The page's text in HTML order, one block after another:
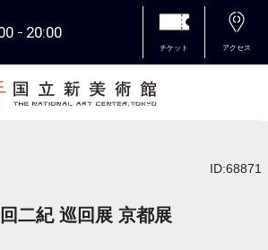
20:00
チケット アクセス
ID:68871
二紀 巡回展 京都展